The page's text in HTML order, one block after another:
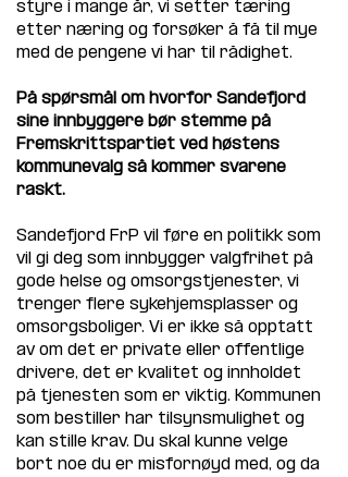
styre i mange år, vi setter tæring
etter næring og forsøker å få til mye
med de pengene vi har til rådighet.
På spørsmål om hvorfor Sandefjord
sine innbyggere bør stemme på
Fremskrittspartiet ved høstens
kommunevalg så kommer svarene
raskt.
Sandefjord FrP vil føre en politikk som
vil gi deg som innbygger valgfrihet på
gode helse og omsorgstjenester, vi
trenger flere sykehjemsplasser og
omsorgsboliger. Vi er ikke så opptatt
av om det er private eller offentlige
drivere, det er kvalitet og innholdet
på tjenesten som er viktig. Kommunen
som bestiller har tilsynsmulighet og
kan stille krav. Du skal kunne velge
bort noe du er misfornøyd med, og da